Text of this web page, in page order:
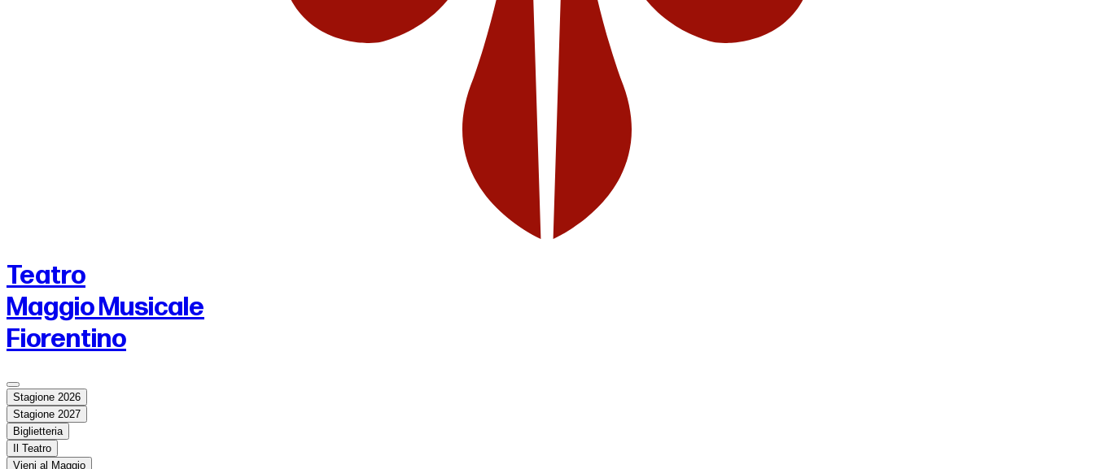
Teatro
Maggio Musicale
Fiorentino
Stagione 2026
Stagione 2027
Biglietteria
Il Teatro
Vieni al Maggio